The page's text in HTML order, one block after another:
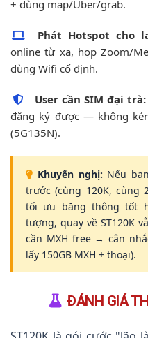
+ dùng map/Uber/grab.
Phát Hotspot cho
online từ xa, họp Zoom/
dùng Wifi cố định.
User cần SIM đại trà:
đăng ký được — không
(5G135N).
Khuyến nghị: Nếu
trước (cùng 120K, cùng
tối ưu băng thông tốt
tượng, quay về ST120K
cần MXH free → cân
lấy 150GB MXH + thoại).
ĐÁNH GIÁ